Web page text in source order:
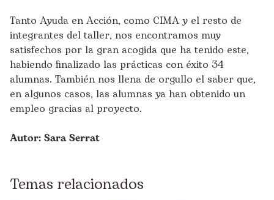
Tanto Ayuda en Acción, como CIMA y el resto de
integrantes del taller, nos encontramos muy
satisfechos por la gran acogida que ha tenido este,
habiendo finalizado las prácticas con éxito 34
alumnas. También nos llena de orgullo el saber que,
en algunos casos, las alumnas ya han obtenido un
empleo gracias al proyecto.
Autor: Sara Serrat
Temas relacionados